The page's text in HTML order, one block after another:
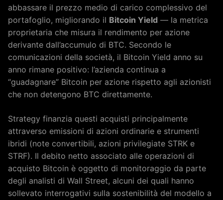
abbassare il prezzo medio di carico complessivo del
portafoglio, migliorando il Bitcoin Yield — la metrica
proprietaria che misura il rendimento per azione
derivante dall’accumulo di BTC. Secondo le
comunicazioni della società, il Bitcoin Yield anno su
anno rimane positivo: l’azienda continua a
“guadagnare” Bitcoin per azione rispetto agli azionisti
che non detengono BTC direttamente.
Strategy finanzia questi acquisti principalmente
attraverso emissioni di azioni ordinarie e strumenti
ibridi (note convertibili, azioni privilegiate STRK e
STRF). Il debito netto associato alle operazioni di
acquisto Bitcoin è oggetto di monitoraggio da parte
degli analisti di Wall Street, alcuni dei quali hanno
sollevato interrogativi sulla sostenibilità del modello a